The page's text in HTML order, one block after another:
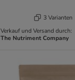
3 Varianten
Verkauf und Versand durch:
The Nutriment Company